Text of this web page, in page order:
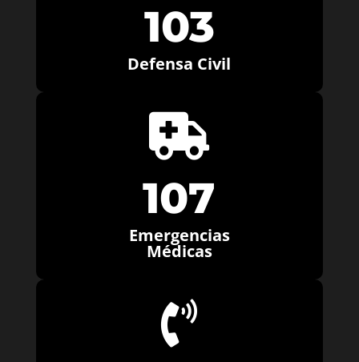
103
Defensa Civil

107
Emergencias
Médicas
